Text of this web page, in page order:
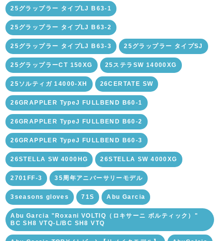
25グラップラー タイプLJ B63-1
25グラップラー タイプLJ B63-2
25グラップラー タイプLJ B63-3 25グラップラー タイプSJ
25グラップラーCT 150XG 25ステラSW 14000XG
25ソルティガ 14000-XH 26CERTATE SW
26GRAPPLER TypeJ FULLBEND B60-1
26GRAPPLER TypeJ FULLBEND B60-2
26GRAPPLER TypeJ FULLBEND B60-3
26STELLA SW 4000HG 26STELLA SW 4000XG
2701FF-3 35周年アニバーサリーモデル
3seasons gloves 71S Abu Garcia
Abu Garcia "Roxani VOLTIQ（ロキサーニ ボルティック）"
BC SH8 VTQ-L/BC SH8 VTQ